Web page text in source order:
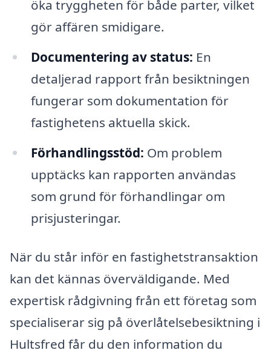
öka tryggheten för både parter, vilket
gör affären smidigare.
Documentering av status: En
detaljerad rapport från besiktningen
fungerar som dokumentation för
fastighetens aktuella skick.
Förhandlingsstöd: Om problem
upptäcks kan rapporten användas
som grund för förhandlingar om
prisjusteringar.
När du står inför en fastighetstransaktion
kan det kännas överväldigande. Med
expertisk rådgivning från ett företag som
specialiserar sig på överlåtelsebesiktning i
Hultsfred får du den information du